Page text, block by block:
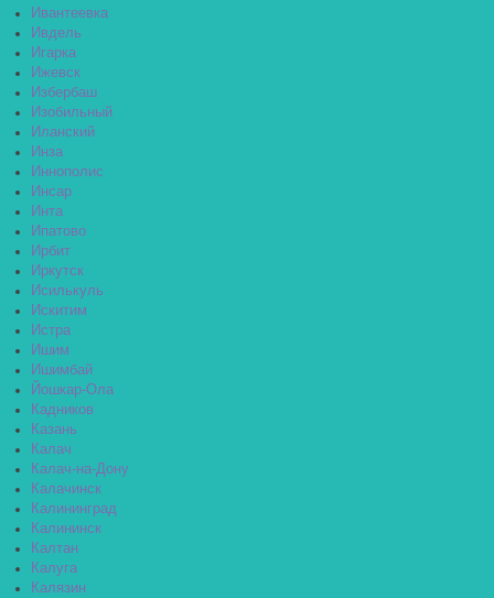
Ивантеевка
Ивдель
Игарка
Ижевск
Избербаш
Изобильный
Иланский
Инза
Иннополис
Инсар
Инта
Ипатово
Ирбит
Иркутск
Исилькуль
Искитим
Истра
Ишим
Ишимбай
Йошкар-Ола
Кадников
Казань
Калач
Калач-на-Дону
Калачинск
Калининград
Калининск
Калтан
Калуга
Калязин